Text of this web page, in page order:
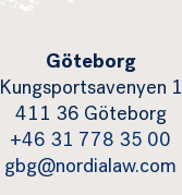
Göteborg
Kungsportsavenyen 1
411 36 Göteborg
+46 31 778 35 00
gbg@nordialaw.com